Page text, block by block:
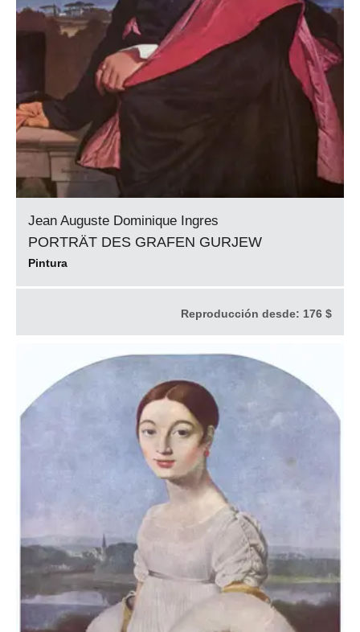
Jean Auguste Dominique Ingres
PORTRÄT DES GRAFEN GURJEW
Pintura
Reproducción desde: 176 $